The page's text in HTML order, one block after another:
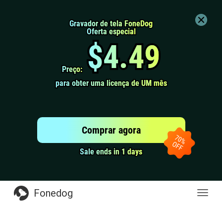
Gravador de tela FoneDog
Gravador de tela FoneDog
Oferta especial
Oferta especial
Preço:
Preço: $4.49
$4.49
para obter uma licença de UM mês
para obter uma licença de UM mês
Sale ends in 1 days
Sale ends in 1 days
Comprar agora
Fonedog